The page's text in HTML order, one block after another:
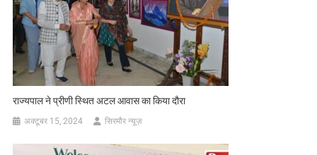
राज्यपाल ने प्रीणी स्थित अटल आवास का किया दौरा
अक्टूबर 15, 2024 सिरमौर न्यूज़